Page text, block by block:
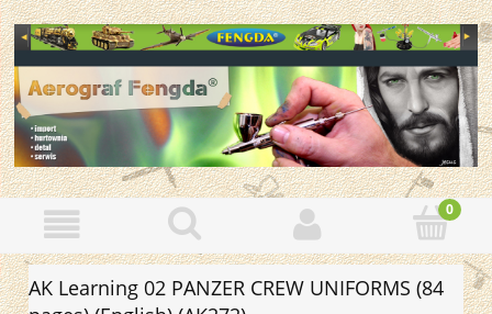
AK Learning 02 PANZER CREW UNIFORMS (84